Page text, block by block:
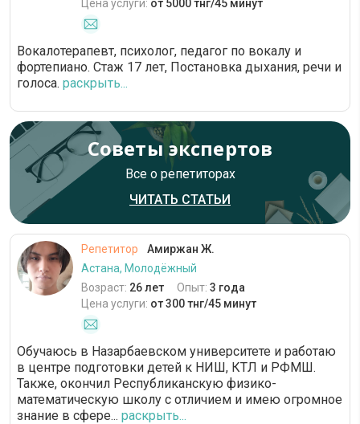
Цена услуги: от 5000 тнг/45 минут
Вокалотерапевт, психолог, педагог по вокалу и
фортепиано. Стаж 17 лет, Постановка дыхания, речи и
голоса. раскрыть...
Советы экспертов
Все о репетиторах
ЧИТАТЬ СТАТЬИ
Репетитор
Амиржан Ж.
Астана, Молодёжный
Возраст: 26 лет Опыт: 3 года
Цена услуги: от 300 тнг/45 минут
Обучаюсь в Назарбаевском университете и работаю
в центре подготовки детей к НИШ, КТЛ и РФМШ.
Также, окончил Республиканскую физико-
математическую школу с отличием и имею огромное
знание в сфере... раскрыть...